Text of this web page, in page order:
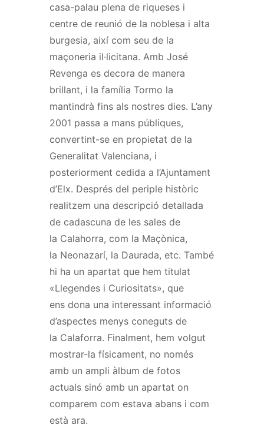
casa-palau plena de riqueses i
centre de reunió de la noblesa i alta
burgesia, així com seu de la
maçoneria il·licitana. Amb José
Revenga es decora de manera
brillant, i la família Tormo la
mantindrà fins als nostres dies. L’any
2001 passa a mans públiques,
convertint-se en propietat de la
Generalitat Valenciana, i
posteriorment cedida a l’Ajuntament
d’Elx. Després del periple històric
realitzem una descripció detallada
de cadascuna de les sales de
la Calahorra, com la Maçònica,
la Neonazarí, la Daurada, etc. També
hi ha un apartat que hem titulat
«Llegendes i Curiositats», que
ens dona una interessant informació
d’aspectes menys coneguts de
la Calaforra. Finalment, hem volgut
mostrar-la físicament, no només
amb un ampli àlbum de fotos
actuals sinó amb un apartat on
comparem com estava abans i com
està ara.